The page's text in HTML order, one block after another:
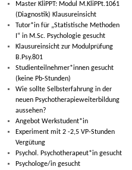
Master KliPPT: Modul M.KliPPt.1061
(Diagnostik) Klausureinsicht
Tutor*in für „Statistische Methoden
I“ in M.Sc. Psychologie gesucht
Klausureinsicht zur Modulprüfung
B.Psy.801
Studienteilnehmer*innen gesucht
(keine Pb-Stunden)
Wie sollte Selbsterfahrung in der
neuen Psychotherapieweiterbildung
aussehen?
Angebot Werkstudent*in
Experiment mit 2 -2,5 VP-Stunden
Vergütung
Psychol. Psychotherapeut*in gesucht
Psychologe/in gesucht